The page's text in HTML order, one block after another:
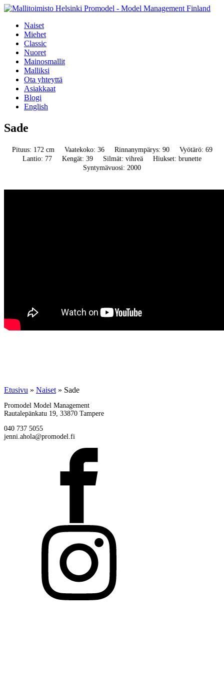
Naiset
Miehet
Classic
Nuoret
Mainosmallit
Malliksi
Ota yhteyttä
Asiakkaat
Blogi
English
Sade
Pituus: 172 cm Vaatekoko: 36 Rinnanympärys: 90
Vyötärö: 69
Lantio: 77
Kengät: 39 Silmät: vihreä
Hiukset: brunette
Syntymävuosi: 2000
Etusivu » Naiset » Sade
Promodel Model Management
Rautalepänkatu 19, 33870 Tampere
040 737 5055
jenni.ahola@promodel.fi